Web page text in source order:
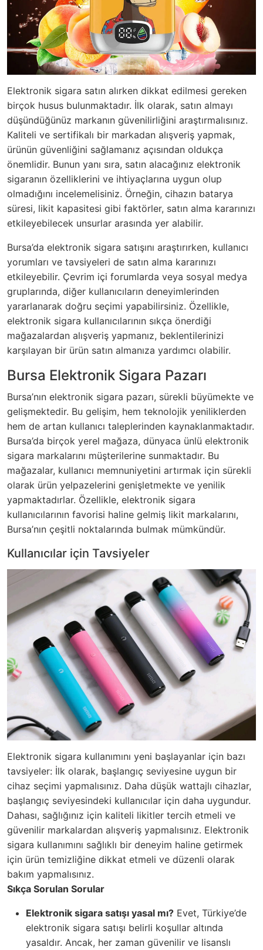
Elektronik sigara satın alırken dikkat edilmesi gereken
birçok husus bulunmaktadır. İlk olarak, satın almayı
düşündüğünüz markanın güvenilirliğini araştırmalısınız.
Kaliteli ve sertifikalı bir markadan alışveriş yapmak,
ürünün güvenliğini sağlamanız açısından oldukça
önemlidir. Bunun yanı sıra, satın alacağınız elektronik
sigaranın özelliklerini ve ihtiyaçlarına uygun olup
olmadığını incelemelisiniz. Örneğin, cihazın batarya
süresi, likit kapasitesi gibi faktörler, satın alma kararınızı
etkileyebilecek unsurlar arasında yer alabilir.
Bursa’da elektronik sigara satışını araştırırken, kullanıcı
yorumları ve tavsiyeleri de satın alma kararınızı
etkileyebilir. Çevrim içi forumlarda veya sosyal medya
gruplarında, diğer kullanıcıların deneyimlerinden
yararlanarak doğru seçimi yapabilirsiniz. Özellikle,
elektronik sigara kullanıcılarının sıkça önerdiği
mağazalardan alışveriş yapmanız, beklentilerinizi
karşılayan bir ürün satın almanıza yardımcı olabilir.
Bursa Elektronik Sigara Pazarı
Bursa’nın elektronik sigara pazarı, sürekli büyümekte ve
gelişmektedir. Bu gelişim, hem teknolojik yeniliklerden
hem de artan kullanıcı taleplerinden kaynaklanmaktadır.
Bursa’da birçok yerel mağaza, dünyaca ünlü elektronik
sigara markalarını müşterilerine sunmaktadır. Bu
mağazalar, kullanıcı memnuniyetini artırmak için sürekli
olarak ürün yelpazelerini genişletmekte ve yenilik
yapmaktadırlar. Özellikle, elektronik sigara
kullanıcılarının favorisi haline gelmiş likit markalarını,
Bursa’nın çeşitli noktalarında bulmak mümkündür.
Kullanıcılar için Tavsiyeler
Elektronik sigara kullanımını yeni başlayanlar için bazı
tavsiyeler: İlk olarak, başlangıç seviyesine uygun bir
cihaz seçimi yapmalısınız. Daha düşük wattajlı cihazlar,
başlangıç seviyesindeki kullanıcılar için daha uygundur.
Dahası, sağlığınız için kaliteli likitler tercih etmeli ve
güvenilir markalardan alışveriş yapmalısınız. Elektronik
sigara kullanımını sağlıklı bir deneyim haline getirmek
için ürün temizliğine dikkat etmeli ve düzenli olarak
bakım yapmalısınız.
Sıkça Sorulan Sorular
Elektronik sigara satışı yasal mı? Evet, Türkiye’de
elektronik sigara satışı belirli koşullar altında
yasaldır. Ancak, her zaman güvenilir ve lisanslı